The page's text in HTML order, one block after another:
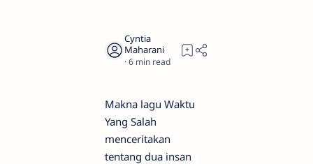
6
Makna lagu Waktu
Yang Salah
menceritakan
tentang dua insan